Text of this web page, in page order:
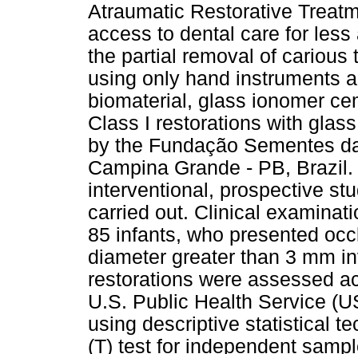
Atraumatic Restorative
access to dental care for
the partial removal of carious
using only hand instruments
biomaterial, glass ionomer
Class I restorations with
by the Fundação Sementes
Campina Grande - PB,
interventional, prospective
carried out. Clinical
85 infants, who presented
diameter greater than 3 mm
restorations were assessed
U.S. Public Health Service
using descriptive statistical
(T) test for independent